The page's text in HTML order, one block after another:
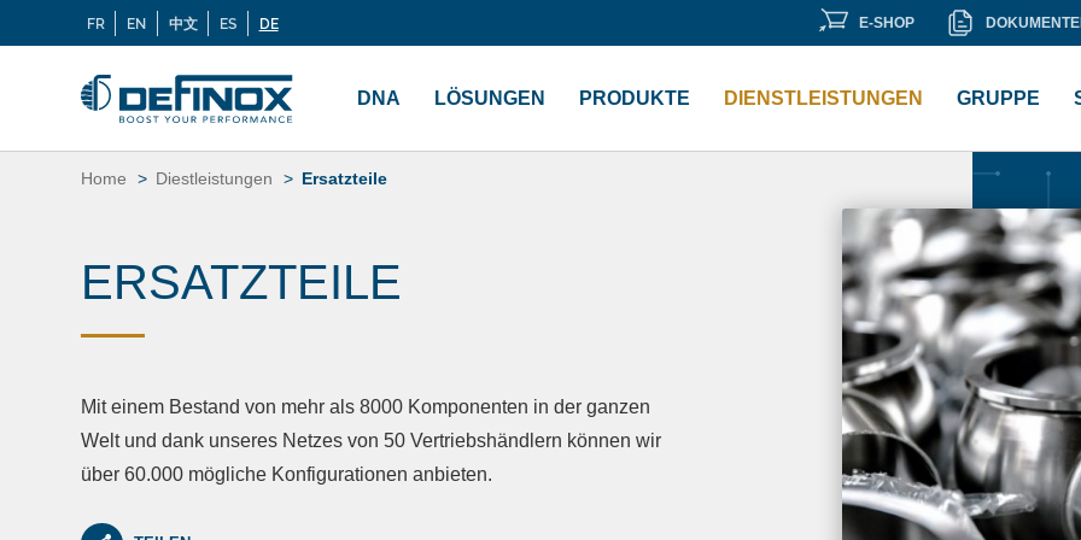
Langues
FR EN 中文 ES DE E-SHOP
E-
Zum
Inhalt
springen
principal
DNA LÖSUNGEN PRODUKTE DIENSTLEISTUNGEN GRUPPE
Wenn Sie nach Dokumentation suchen, besuchen Sie unsereDokumentenbibliothek.
Home Diestleistungen Ersatzteile
ERSATZTEILE
Mit einem Bestand von mehr als 8000 Komponenten in der ganzen
Welt und dank unseres Netzes von 50 Vertriebshändlern können wir
über 60.000 mögliche Konfigurationen anbieten.